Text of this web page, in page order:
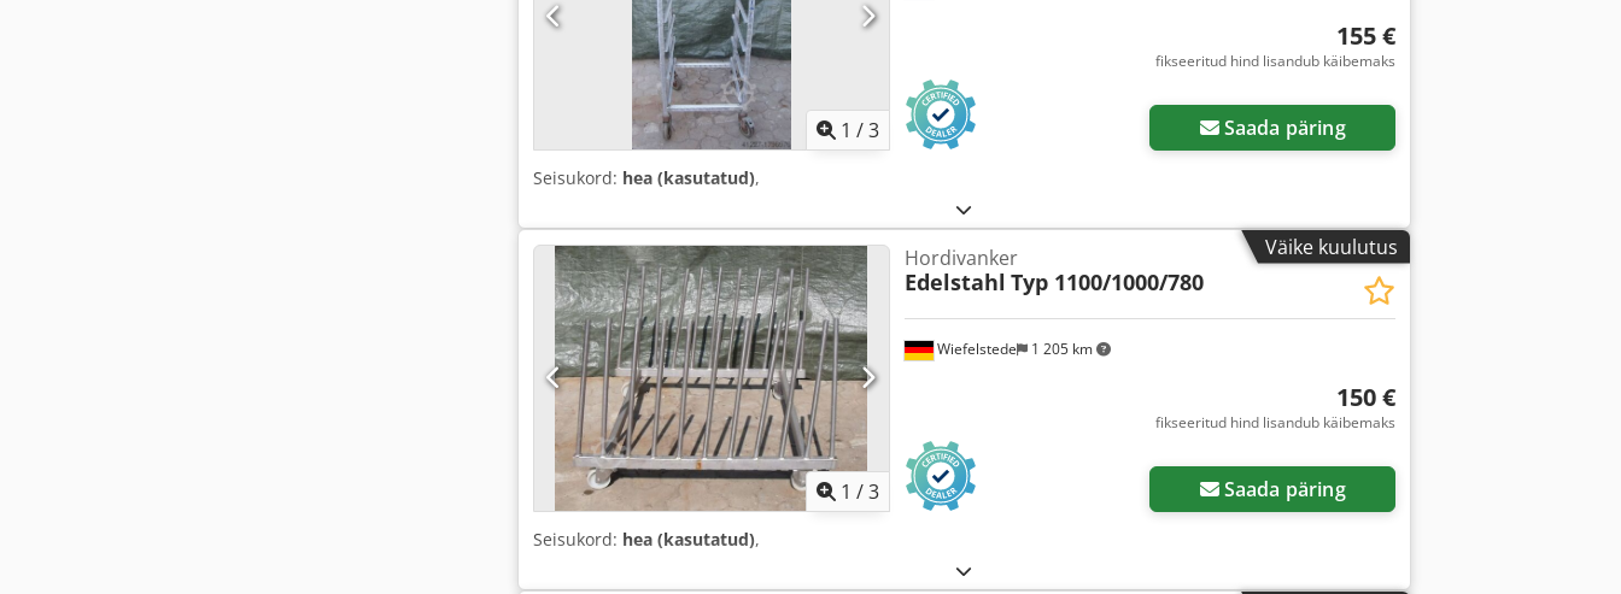
1 /3
155 €
fikseeritud hind lisandub käibemaks
Saada päring
Seisukord: hea (kasutatud),
Väike kuulutus
1 /3
Wiefelstede 1 205 km
Hordivanker
Edelstahl Typ 1100/1000/780
150 €
fikseeritud hind lisandub käibemaks
Saada päring
Seisukord: hea (kasutatud),